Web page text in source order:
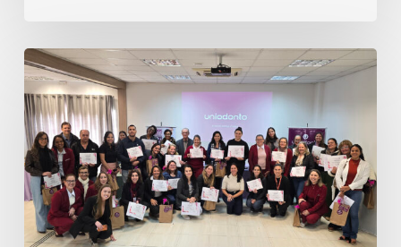
Uniodonto
Piracicaba
realiza
encontro
com
RHs